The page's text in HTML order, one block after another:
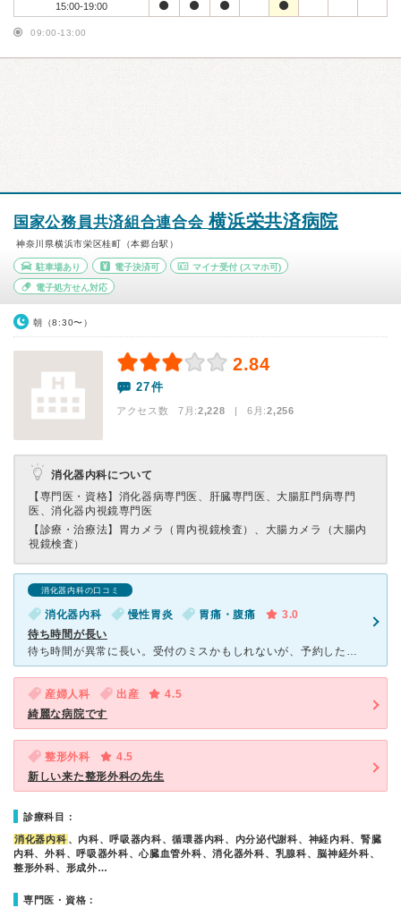
15:00-19:00
09:00-13:00
国家公務員共済組合連合会横浜栄共済病院
神奈川県横浜市栄区桂町（本郷台駅）
駐車場あり 電子決済可 マイナ受付 (スマホ可)
電子処方せん対応
朝（8:30〜）
2.84
27件
アクセス数 7月:2,228 | 6月:2,256
消化器内科について
【専門医・資格】 消化器病専門医、肝臓専門医、大腸肛門病専門
医、消化器内視鏡専門医
【診療・治療法】 胃カメラ（胃内視鏡検査）、大腸カメラ（大腸内
視鏡検査）
消化器内科の口コミ
消化器内科 慢性胃炎 胃痛・腹痛
3.0
待ち時間が長い
待ち時間が異常に長い。受付のミスかもしれないが、予約したにもかかわらず2時間待ちだった。受付の方に聞いたところ、外出不可と言われたので、ただひたすら椅子に座って待つのは辛かった。大体でよいので、待ち時
産婦人科 出産
4.5
綺麗な病院です
整形外科
4.5
新しい来た整形外科の先生
診療科目：
消化器内科 、内科、呼吸器内科、循環器内科、内分泌代謝科、神経内科、腎臓
内科、外科、呼吸器外科、心臓血管外科、消化器外科、乳腺科、脳神経外科、
整形外科、形成外…
専門医・資格：